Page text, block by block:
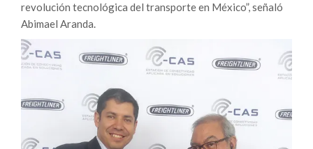
revolución tecnológica del transporte en México”, señaló
Abimael Aranda.